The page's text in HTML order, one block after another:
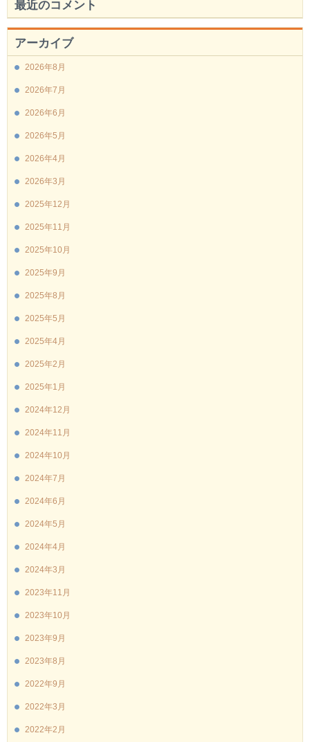
最近のコメント
アーカイブ
2026年8月
2026年7月
2026年6月
2026年5月
2026年4月
2026年3月
2025年12月
2025年11月
2025年10月
2025年9月
2025年8月
2025年5月
2025年4月
2025年2月
2025年1月
2024年12月
2024年11月
2024年10月
2024年7月
2024年6月
2024年5月
2024年4月
2024年3月
2023年11月
2023年10月
2023年9月
2023年8月
2022年9月
2022年3月
2022年2月